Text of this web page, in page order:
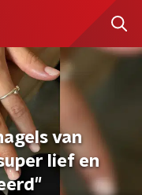
van
lief en